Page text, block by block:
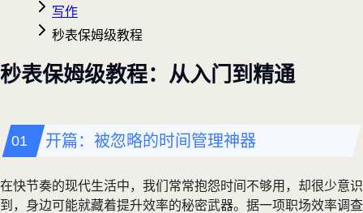
写作
秒表保姆级教程
秒表保姆级教程：从入门到精通
开篇：被忽略的时间管理神器
在快节奏的现代生活中，我们常常抱怨时间不够用，却很少意识
到，身边可能就藏着提升效率的秘密武器。据一项职场效率调查